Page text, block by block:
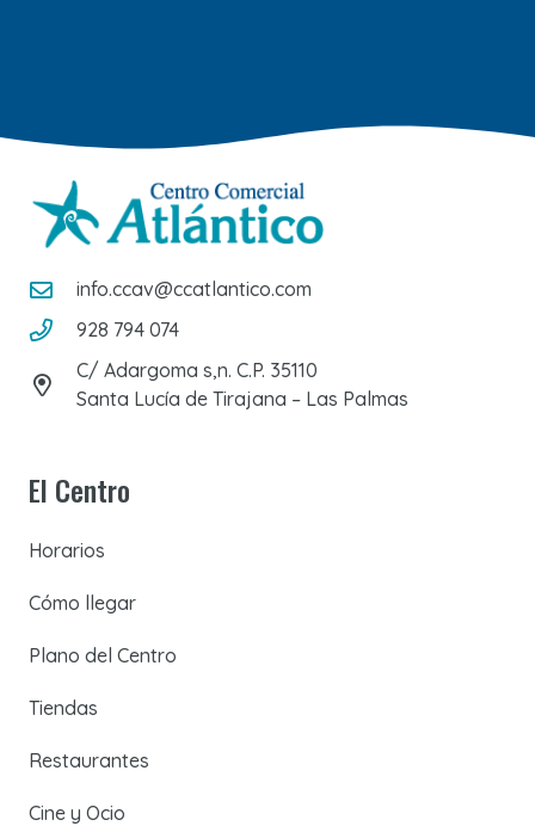
info.ccav@ccatlantico.com
928 794 074
C/ Adargoma s,n. C.P. 35110
Santa Lucía de Tirajana – Las Palmas
El Centro
Horarios
Cómo llegar
Plano del Centro
Tiendas
Restaurantes
Cine y Ocio